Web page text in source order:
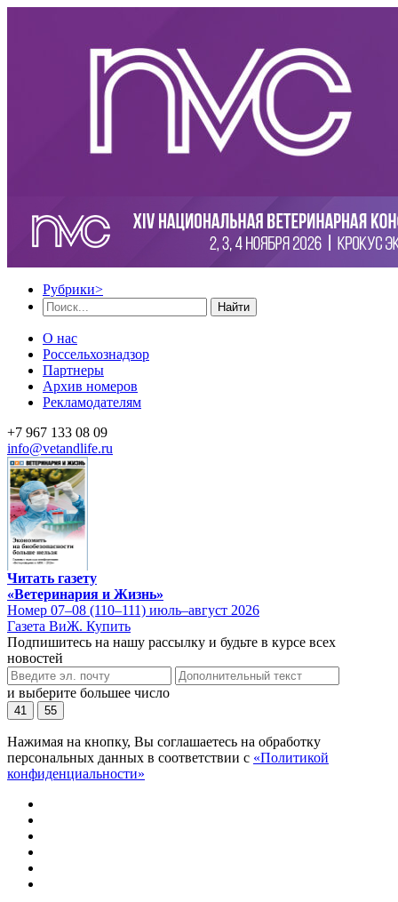
Рубрики>
Найти
О нас
Россельхознадзор
Партнеры
Архив номеров
Рекламодателям
+7 967 133 08 09
info@vetandlife.ru
Читать газету
«Ветеринария и Жизнь»
Номер 07–08 (110–111) июль–август 2026
Газета ВиЖ. Купить
Подпишитесь на нашу рассылку и будьте в курсе всех
новостей
и выберите большее число
41 55
Нажимая на кнопку, Вы соглашаетесь на обработку
персональных данных в соответствии с «Политикой
конфиденциальности»